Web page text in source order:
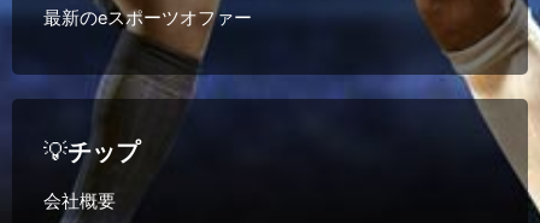
最新のeスポーツオファー
💡チップ
会社概要